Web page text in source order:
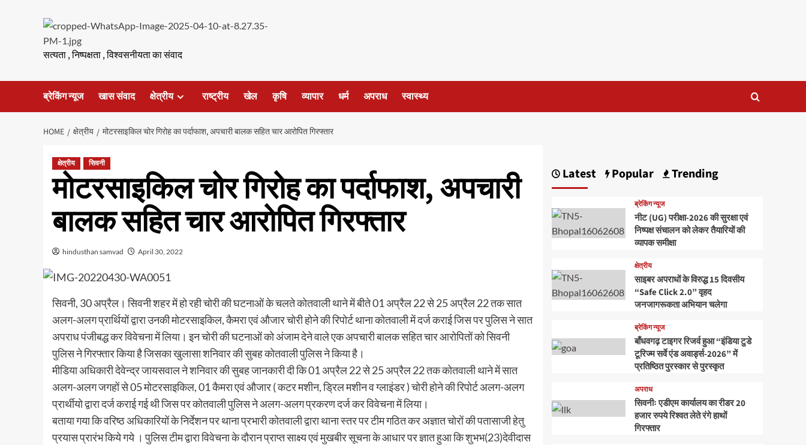
सत्यता , निष्पक्षता , विश्वसनीयता का संवाद
ब्रेकिंग न्यूज खास संवाद क्षेत्रीय राष्ट्रीय खेल कृषि व्यापार धर्म अपराध स्वास्थ्य
HOME क्षेत्रीय मोटरसाइकिल चोर गिरोह का पर्दाफाश, अपचारी बालक सहित चार आरोपित गिरफ्तार
क्षेत्रीय सिवनी
मोटरसाइकिल चोर गिरोह का पर्दाफाश, अपचारी
बालक सहित चार आरोपित गिरफ्तार
hindusthan samvad April 30, 2022
सिवनी, 30 अप्रैल। सिवनी शहर में हो रही चोरी की घटनाओं के चलते कोतवाली थाने में बीते 01 अप्रैल 22 से 25 अप्रैल 22 तक सात
अलग-अलग प्रार्थियों द्वारा उनकी मोटरसाइकिल, कैमरा एवं औजार चोरी होने की रिपोर्ट थाना कोतवाली में दर्ज कराई जिस पर पुलिस ने सात
अपराध पंजीबद्ध कर विवेचना में लिया। इन चोरी की घटनाओं को अंजाम देने वाले एक अपचारी बालक सहित चार आरोपितों को सिवनी
पुलिस ने गिरफ्तार किया है जिसका खुलासा शनिवार की सुबह कोतवाली पुलिस ने किया है।
मीडिया अधिकारी देवेन्द्र जायसवाल ने शनिवार की सुबह जानकारी दी कि 01 अप्रैल 22 से 25 अप्रैल 22 तक कोतवाली थाने में सात
अलग-अलग जगहों से 05 मोटरसाइकिल, 01 कैमरा एवं औजार ( कटर मशीन, ड्रिल मशीन व ग्लाइंडर ) चोरी होने की रिपोर्ट अलग-अलग
प्रार्थीयो द्वारा दर्ज कराई गई थी जिस पर कोतवाली पुलिस ने अलग-अलग प्रकरण दर्ज कर विवेचना में लिया।
बताया गया कि वरिष्ठ अधिकारियों के निर्देशन पर थाना प्रभारी कोतवाली द्वारा थाना स्तर पर टीम गठित कर अज्ञात चोरों की पतासाजी हेतु
प्रयास प्रारंभ किये गये । पुलिस टीम द्वारा विवेचना के दौरान प्राप्त साक्ष्य एवं मुखबीर सूचना के आधार पर ज्ञात हुआ कि शुभभ(23)देवीदास
Latest Popular Trending
ब्रेकिंग न्यूज
नीट (UG) परीक्षा-2026 की सुरक्षा एवं
निष्पक्ष संचालन को लेकर तैयारियों की
व्यापक समीक्षा
क्षेत्रीय
साइबर अपराधों के विरुद्ध 15 दिवसीय
“Safe Click 2.0” वृहद
जनजागरूकता अभियान चलेगा
ब्रेकिंग न्यूज
बाँधवगढ़ टाइगर रिजर्व हुआ “इंडिया टुडे
टूरिज्म सर्वे एंड अवार्ड्स-2026” में
प्रतिष्ठित पुरस्कार से पुरस्कृत
अपराध
सिवनीः एडीएम कार्यालय का रीडर 20
हजार रुपये रिश्वत लेते रंगे हाथों
गिरफ्तार